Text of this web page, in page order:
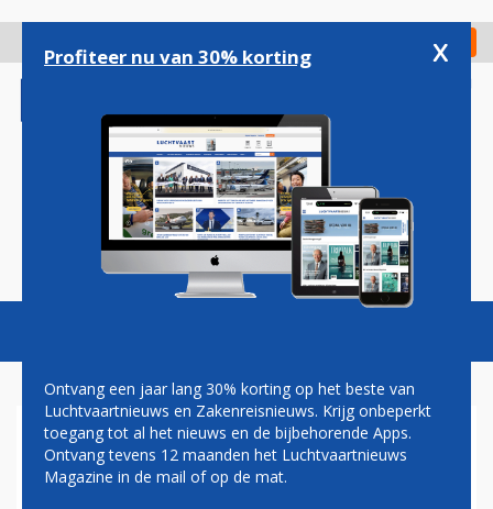
gaan
Check in
Magazine Podcasts Vacatures
ARNOLD BURLAGE: GOED
IDEE PIETER
Profiteer nu van 30% korting x
Ontvang een jaar lang 30% korting op het beste van
Luchtvaartnieuws en Zakenreisnieuws. Krijg onbeperkt
toegang tot al het nieuws en de bijbehorende Apps.
Ontvang tevens 12 maanden het Luchtvaartnieuws
Magazine in de mail of op de mat.